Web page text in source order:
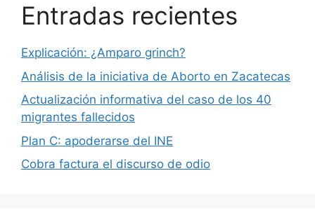
Entradas recientes
Explicación: ¿Amparo grinch?
Análisis de la iniciativa de Aborto en Zacatecas
Actualización informativa del caso de los 40
migrantes fallecidos
Plan C: apoderarse del INE
Cobra factura el discurso de odio